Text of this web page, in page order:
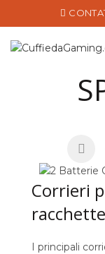
Corrieri
I principali